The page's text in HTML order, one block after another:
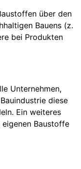
über den
Bauens (z.
bei Produkten
Unternehmen,
diese
Ein weiteres
Baustoffe